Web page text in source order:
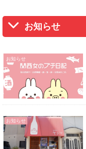
お知らせ
お知らせ
お知らせ